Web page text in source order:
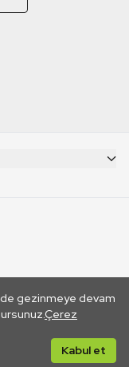
gezinmeye devam
Çerez
Kabul et
yoluyla gidilen dış